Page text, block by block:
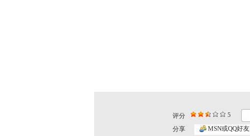
评分 5
分享
MSN或QQ好友
小小智慧树...